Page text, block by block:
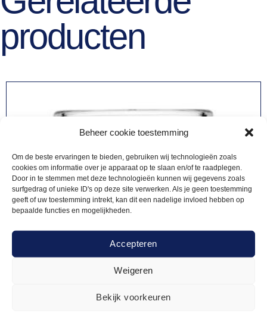
Beheer cookie toestemming
Om de beste ervaringen te bieden, gebruiken wij technologieën zoals
cookies om informatie over je apparaat op te slaan en/of te raadplegen.
Door in te stemmen met deze technologieën kunnen wij gegevens zoals
surfgedrag of unieke ID's op deze site verwerken. Als je geen toestemming
geeft of uw toestemming intrekt, kan dit een nadelige invloed hebben op
bepaalde functies en mogelijkheden.
Accepteren
Weigeren
Bekijk voorkeuren
producten